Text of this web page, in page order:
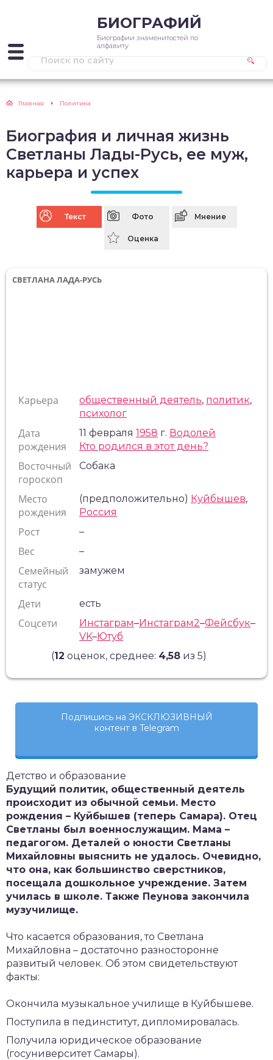
БИОГРАФИЙ
Биографии знаменитостей по
алфавиту
Главная Политика
Биография и личная жизнь
Светланы Лады-Русь, ее муж,
карьера и успех
Текст Фото Мнение
Оценка
СВЕТЛАНА ЛАДА-РУСЬ
Карьера общественный деятель, политик,
психолог
Дата
рождения
11 февраля 1958 г. Водолей
Кто родился в этот день?
Восточный
гороскоп
Собака
Место
рождения
(предположительно) Куйбышев,
Россия
Рост –
Вес –
Семейный
статус
замужем
Дети есть
Соцсети Инстаграм–Инстаграм2–Фейсбук–
VK–Ютуб
(12 оценок, среднее: 4,58 из 5)
Подпишись на ЭКСКЛЮЗИВНЫЙ
контент в Telegram
Детство и образование
Будущий политик, общественный деятель
происходит из обычной семьи. Место
рождения – Куйбышев (теперь Самара). Отец
Светланы был военнослужащим. Мама –
педагогом. Деталей о юности Светланы
Михайловны выяснить не удалось. Очевидно,
что она, как большинство сверстников,
посещала дошкольное учреждение. Затем
училась в школе. Также Пеунова закончила
музучилище.
Что касается образования, то Светлана
Михайловна – достаточно разносторонне
развитый человек. Об этом свидетельствуют
факты:
Окончила музыкальное училище в Куйбышеве.
Поступила в пединститут, дипломировалась.
Получила юридическое образование
(госуниверситет Самары).